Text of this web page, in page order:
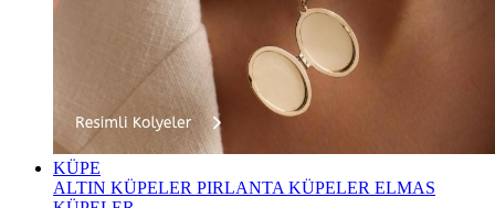
KÜPE
ALTIN KÜPELER PIRLANTA KÜPELER ELMAS